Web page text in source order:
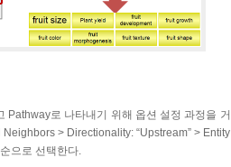
Pathway로 나타내기 위해 옵션 설정 과정을 거
> Directionality: “Upstream” > Entity
으로 선택한다.